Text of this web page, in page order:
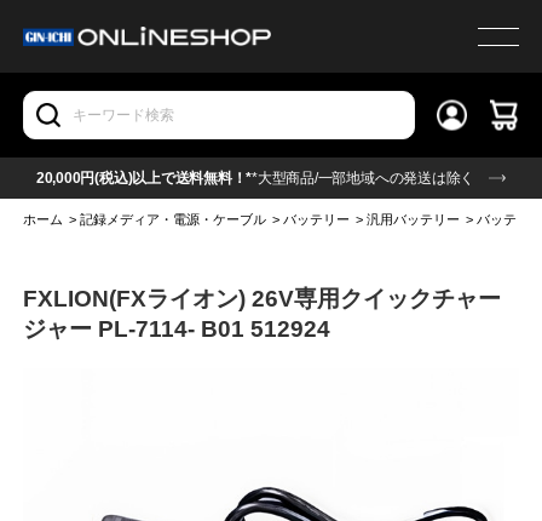
20,000円(税込)以上で送料無料！**大型商品/一部地域への発送は除く
ホーム >記録メディア・電源・ケーブル >バッテリー >汎用バッテリー >バッテリ
FXLION(FXライオン) 26V専用クイックチャー
ジャー PL-7114- B01 512924